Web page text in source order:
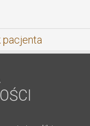
pacjenta